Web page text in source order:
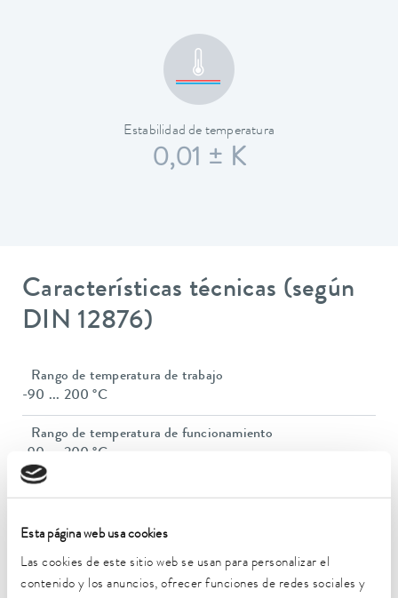
Esta página web usa cookies
Las cookies de este sitio web se usan para personalizar el
contenido y los anuncios, ofrecer funciones de redes sociales y
Estabilidad de temperatura
0,01 ± K
Características técnicas (según
DIN 12876)
Rango de temperatura de trabajo
-90 ... 200 °C
Rango de temperatura de funcionamiento
-90 ... 200 °C
0,01 ± K